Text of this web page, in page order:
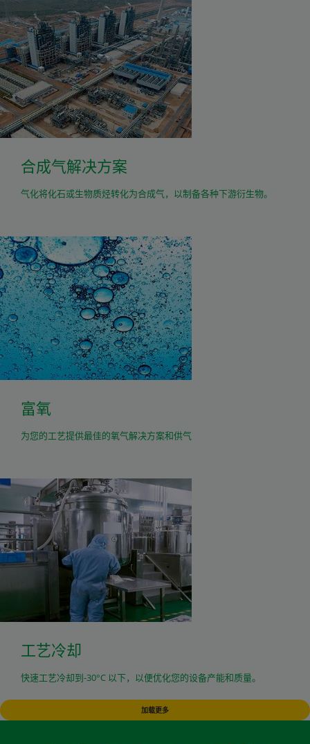
合成气解决方案
气化将化石或生物质烃转化为合成气，以制备各种下游衍生物。
富氧
为您的工艺提供最佳的氧气解决方案和供气
工艺冷却
快速工艺冷却到-30°C 以下，以便优化您的设备产能和质量。
加载更多